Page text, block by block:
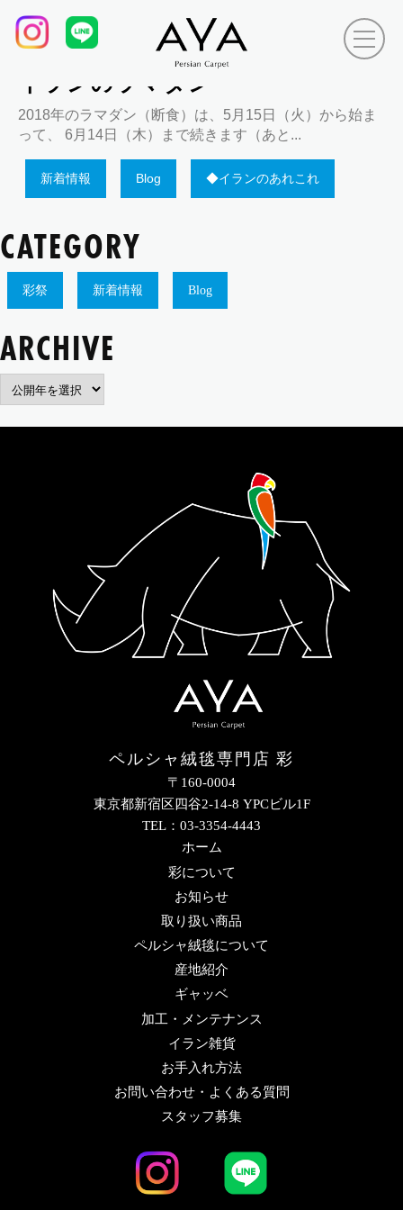
Tag Archives:エフタル食、
イランのラマダン
2018年のラマダン（断食）は、5月15日（火）から始ま
って、 6月14日（木）まで続きます（あと...
新着情報 Blog ◆イランのあれこれ
CATEGORY
彩祭 新着情報 Blog
ARCHIVE
ペルシャ絨毯専門店 彩
〒160-0004
東京都新宿区四谷2-14-8 YPCビル1F
TEL：03-3354-4443
ホーム
彩について
お知らせ
取り扱い商品
ペルシャ絨毯について
産地紹介
ギャッベ
加工・メンテナンス
イラン雑貨
お手入れ方法
お問い合わせ・よくある質問
スタッフ募集